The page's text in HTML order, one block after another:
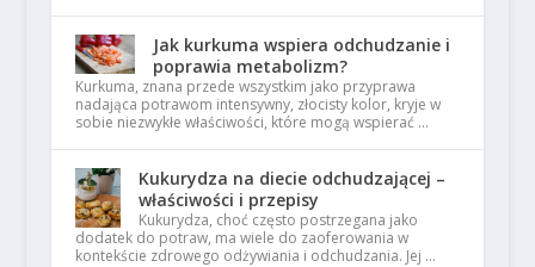
Jak kurkuma wspiera odchudzanie i
poprawia metabolizm?
Kurkuma, znana przede wszystkim jako przyprawa
nadająca potrawom intensywny, złocisty kolor, kryje w
sobie niezwykłe właściwości, które mogą wspierać …
Kukurydza na diecie odchudzającej –
właściwości i przepisy
Kukurydza, choć często postrzegana jako
dodatek do potraw, ma wiele do zaoferowania w
kontekście zdrowego odżywiania i odchudzania. Jej …